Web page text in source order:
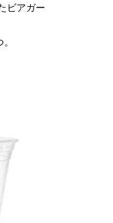
ビアガー